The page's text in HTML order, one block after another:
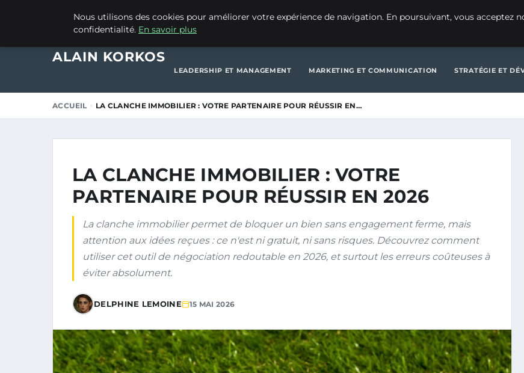
ALAIN KORKOS
LEADERSHIP ET MANAGEMENT MARKETING ET COMMUNICATION STRATÉGIE ET
ACCUEIL LA CLANCHE IMMOBILIER : VOTRE PARTENAIRE POUR RÉUSSIR EN…
LA CLANCHE IMMOBILIER : VOTRE
PARTENAIRE POUR RÉUSSIR EN 2026
La clanche immobilier permet de bloquer un bien sans engagement ferme, mais
attention aux idées reçues : ce n'est ni gratuit, ni sans risques. Découvrez comment
utiliser cet outil de négociation redoutable en 2026, et surtout les erreurs coûteuses à
éviter absolument.
DELPHINE LEMOINE 15 MAI 2026
Nous utilisons des cookies pour améliorer votre expérience de navigation. En poursuivant, vous acceptez
confidentialité. En savoir plus